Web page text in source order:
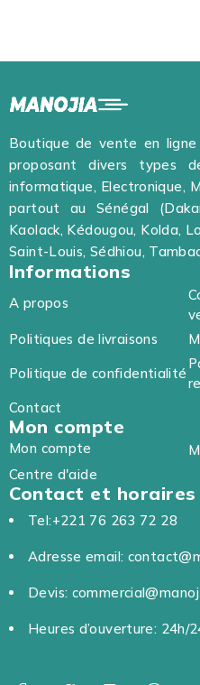
Boutique de vente en
proposant divers types
informatique, Electronique,
partout au Sénégal
Kaolack, Kédougou, Kolda,
Saint-Louis, Sédhiou,
Informations
A propos
Politiques de livraisons
Politique de confidentialité
Contact
Mon compte
Mon compte
Centre d'aide
Contact et horaires
Tel:+221 76 263 72 28
Adresse email:
Devis:
Heures d’ouverture: 24h/